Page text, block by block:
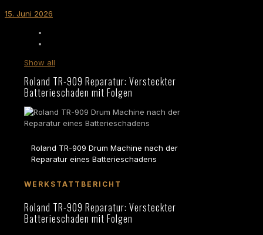
15. Juni 2026
Show all
Roland TR-909 Reparatur: Versteckter
Batterieschaden mit Folgen
Roland TR-909 Drum Machine nach der
Reparatur eines Batterieschadens
WERKSTATTBERICHT
Roland TR-909 Reparatur: Versteckter
Batterieschaden mit Folgen